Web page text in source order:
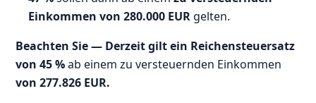
Einkommen von 280.000 EUR gelten.
Beachten Sie — Derzeit gilt ein Reichensteuersatz
von 45 %ab einem zu versteuernden Einkommen
von 277.826 EUR.